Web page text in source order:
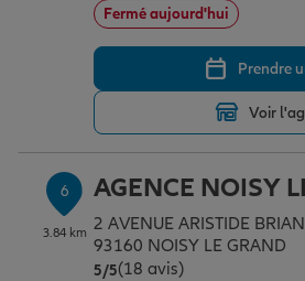
Fermé aujourd'hui
Prendre
Voir
6
3.84 km
AGENCE NOISY
2 AVENUE ARISTIDE
93160 NOISY LE GRAND
5/5Note de 5 sur 5
(18 avis)